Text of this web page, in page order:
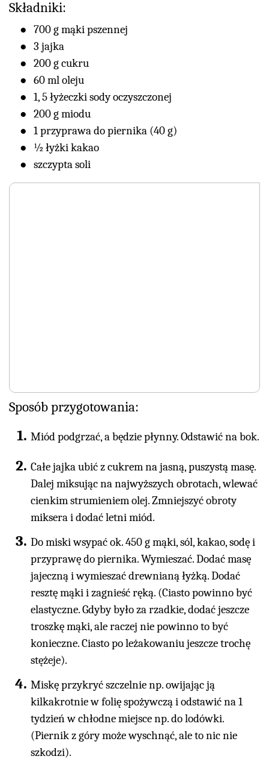
Składniki:
700 g mąki pszennej
3 jajka
200 g cukru
60 ml oleju
1, 5 łyżeczki sody oczyszczonej
200 g miodu
1 przyprawa do piernika (40 g)
½ łyżki kakao
szczypta soli
Sposób przygotowania:
Miód podgrzać, a będzie płynny. Odstawić na bok.
Całe jajka ubić z cukrem na jasną, puszystą masę.
Dalej miksując na najwyższych obrotach, wlewać
cienkim strumieniem olej. Zmniejszyć obroty
miksera i dodać letni miód.
Do miski wsypać ok. 450 g mąki, sól, kakao, sodę i
przyprawę do piernika. Wymieszać. Dodać masę
jajeczną i wymieszać drewnianą łyżką. Dodać
resztę mąki i zagnieść ręką. (Ciasto powinno być
elastyczne. Gdyby było za rzadkie, dodać jeszcze
troszkę mąki, ale raczej nie powinno to być
konieczne. Ciasto po leżakowaniu jeszcze trochę
stężeje).
Miskę przykryć szczelnie np. owijając ją
kilkakrotnie w folię spożywczą i odstawić na 1
tydzień w chłodne miejsce np. do lodówki.
(Piernik z góry może wyschnąć, ale to nic nie
szkodzi).